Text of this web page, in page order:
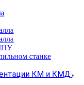
станке
КМ и КМД